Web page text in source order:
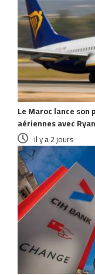
Le Maroc lance
aériennes avec
il y a 2 jours